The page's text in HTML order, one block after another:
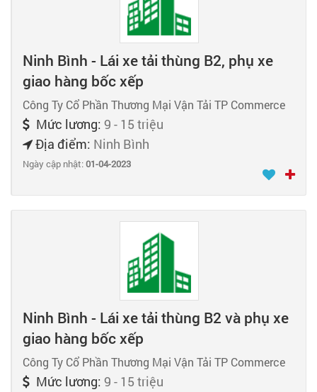
Ninh Bình - Lái xe tải thùng B2, phụ xe
giao hàng bốc xếp
Công Ty Cổ Phần Thương Mại Vận Tải TP Commerce
Mức lương: 9 - 15 triệu
Địa điểm: Ninh Bình
Ngày cập nhật:01-04-2023
Ninh Bình - Lái xe tải thùng B2 và phụ xe
giao hàng bốc xếp
Công Ty Cổ Phần Thương Mại Vận Tải TP Commerce
Mức lương: 9 - 15 triệu